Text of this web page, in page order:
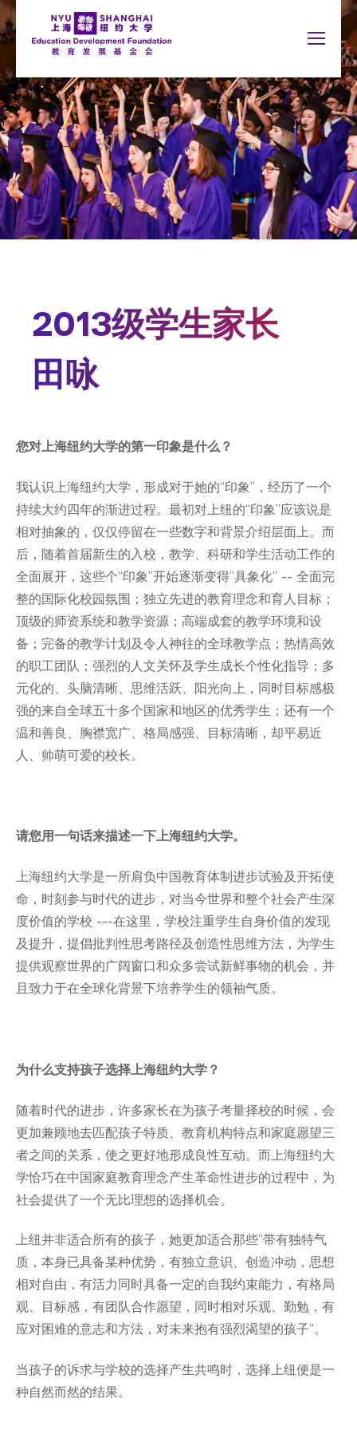
Jump to navigation
索
表
单
NYU Around the World
New York
Shanghai
Abu Dhabi
Accra
Berlin
Buenos Aires
Florence
Paris
Prague
Sydney
Tel Aviv
Schools
Arts and Science
College of Arts and Science
College of Dentistry
Courant Institute of Mathematical Sciences
Gallatin School of Individualized Study
Graduate School of Arts and Science
Institute of Fine Arts
Leonard N. Stern School of Business
Liberal Studies Program
Robert F. Wagner Graduate School
Rory Meyers College of Nursing
School of Law
School of Medicine
School of Professional Studies
Silver School of Social Work
Steinhardt School
Tandon School of Engineering
Tisch School of the Arts
里
2013级学生家长
田咏
您对上海纽约大学的第一印象是什么？
我认识上海纽约大学，形成对于她的“印象”，经历了一个
持续大约四年的渐进过程。最初对上纽的“印象”应该说是
相对抽象的，仅仅停留在一些数字和背景介绍层面上。而
后，随着首届新生的入校，教学、科研和学生活动工作的
全面展开，这些个“印象”开始逐渐变得“具象化” -- 全面完
整的国际化校园氛围；独立先进的教育理念和育人目标；
顶级的师资系统和教学资源；高端成套的教学环境和设
备；完备的教学计划及令人神往的全球教学点；热情高效
的职工团队；强烈的人文关怀及学生成长个性化指导；多
元化的、头脑清晰、思维活跃、阳光向上，同时目标感极
强的来自全球五十多个国家和地区的优秀学生；还有一个
温和善良、胸襟宽广、格局感强、目标清晰，却平易近
人、帅萌可爱的校长。
请您用一句话来描述一下上海纽约大学。
上海纽约大学是一所肩负中国教育体制进步试验及开拓使
命，时刻参与时代的进步，对当今世界和整个社会产生深
度价值的学校 ---在这里，学校注重学生自身价值的发现
及提升，提倡批判性思考路径及创造性思维方法，为学生
提供观察世界的广阔窗口和众多尝试新鲜事物的机会，并
且致力于在全球化背景下培养学生的领袖气质。
为什么支持孩子选择上海纽约大学？
随着时代的进步，许多家长在为孩子考量择校的时候，会
更加兼顾地去匹配孩子特质、教育机构特点和家庭愿望三
者之间的关系，使之更好地形成良性互动。而上海纽约大
学恰巧在中国家庭教育理念产生革命性进步的过程中，为
社会提供了一个无比理想的选择机会。
上纽并非适合所有的孩子，她更加适合那些“带有独特气
质，本身已具备某种优势，有独立意识、创造冲动，思想
相对自由，有活力同时具备一定的自我约束能力，有格局
观、目标感，有团队合作愿望，同时相对乐观、勤勉，有
应对困难的意志和方法，对未来抱有强烈渴望的孩子”。
当孩子的诉求与学校的选择产生共鸣时，选择上纽便是一
种自然而然的结果。
我要捐赠
关于我们
为何捐赠
捐赠用途
我要捐赠